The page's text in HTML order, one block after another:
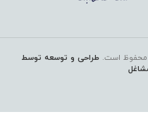
محفوظ است.طراحی و توسعه توسط